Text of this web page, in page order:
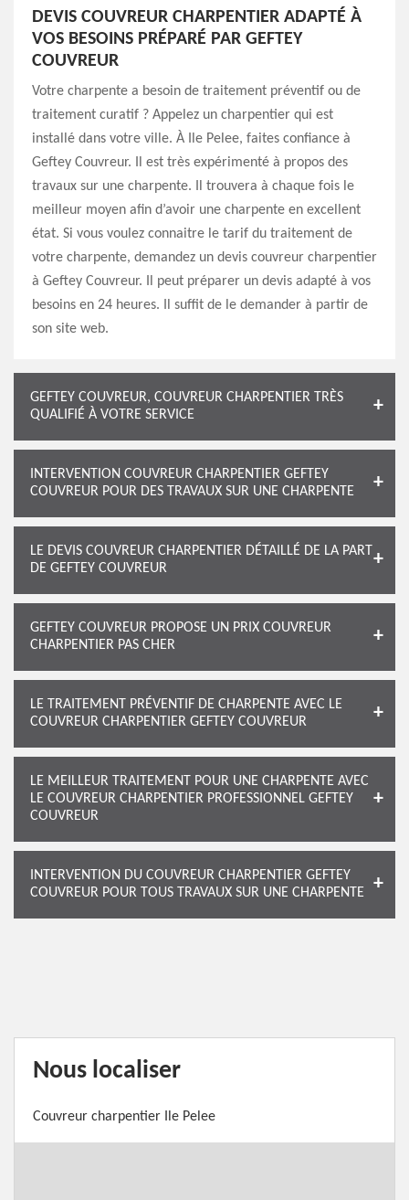
DEVIS COUVREUR CHARPENTIER ADAPTÉ À
VOS BESOINS PRÉPARÉ PAR GEFTEY
COUVREUR
Votre charpente a besoin de traitement préventif ou de
traitement curatif ? Appelez un charpentier qui est
installé dans votre ville. À Ile Pelee, faites confiance à
Geftey Couvreur. Il est très expérimenté à propos des
travaux sur une charpente. Il trouvera à chaque fois le
meilleur moyen afin d’avoir une charpente en excellent
état. Si vous voulez connaitre le tarif du traitement de
votre charpente, demandez un devis couvreur charpentier
à Geftey Couvreur. Il peut préparer un devis adapté à vos
besoins en 24 heures. Il suffit de le demander à partir de
son site web.
GEFTEY COUVREUR, COUVREUR CHARPENTIER TRÈS
QUALIFIÉ À VOTRE SERVICE
INTERVENTION COUVREUR CHARPENTIER GEFTEY
COUVREUR POUR DES TRAVAUX SUR UNE CHARPENTE
LE DEVIS COUVREUR CHARPENTIER DÉTAILLÉ DE LA PART
DE GEFTEY COUVREUR
GEFTEY COUVREUR PROPOSE UN PRIX COUVREUR
CHARPENTIER PAS CHER
LE TRAITEMENT PRÉVENTIF DE CHARPENTE AVEC LE
COUVREUR CHARPENTIER GEFTEY COUVREUR
LE MEILLEUR TRAITEMENT POUR UNE CHARPENTE AVEC
LE COUVREUR CHARPENTIER PROFESSIONNEL GEFTEY
COUVREUR
INTERVENTION DU COUVREUR CHARPENTIER GEFTEY
COUVREUR POUR TOUS TRAVAUX SUR UNE CHARPENTE
Nous localiser
Couvreur charpentier Ile Pelee